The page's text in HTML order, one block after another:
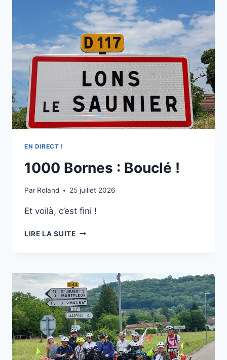
EN DIRECT !
1000 Bornes : Bouclé !
Par Roland 25 juillet 2026
Et voilà, c’est fini !
LIRE LA SUITE1000
!